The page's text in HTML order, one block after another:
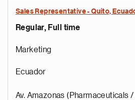
Sales Representative - Quito,
Regular, Full time
Marketing
Ecuador
Av. Amazonas (Pharmaceuticals